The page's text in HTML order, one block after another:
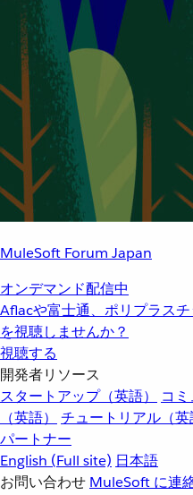
MuleSoft Forum Japan
オンデマンド配信中
Aflacや富士通、ポリプラス
を視聴しませんか？
視聴する
開発者リソース
スタートアップ（英語）
コミ
（英語）
チュートリアル（英
パートナー
English (Full site) 日本語
お問い合わせ MuleSoft に連